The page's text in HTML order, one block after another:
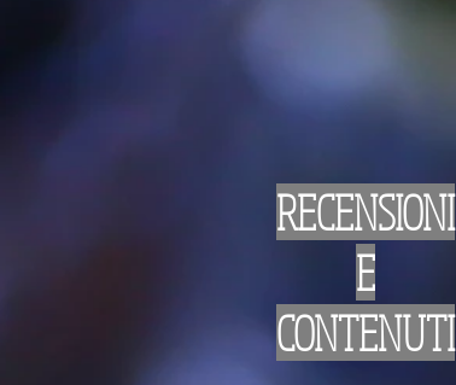
RECENSIONI
E
CONTENUTI